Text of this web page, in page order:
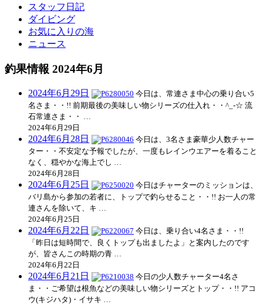
スタッフ日記
ダイビング
お気に入りの海
ニュース
釣果情報 2024年6月
2024年6月29日
今日は、常連さま中心の乗り合い5
名さま・・!! 前期最後の美味しい物シリーズの仕入れ・・^_-☆ 流
石常連さま・・ …
2024年6月29日
2024年6月28日
今日は、3名さま豪華少人数チャー
ター・・不安定な予報でしたが、一度もレインウエアーを着ること
なく、穏やかな海上でし …
2024年6月28日
2024年6月25日
今日はチャーターのミッションは、
バリ島から参加の若者に、トップで釣らせること・・!! お一人の常
連さんを除いて、キ …
2024年6月25日
2024年6月22日
今日は、乗り合い4名さま・・!!
「昨日は短時間で、良くトップも出ましたよ」と案内したのです
が、皆さんこの時期の青 …
2024年6月22日
2024年6月21日
今日の少人数チャーター4名さ
ま・・ご希望は根魚などの美味しい物シリーズとトップ・・!! アコ
ウ(キジハタ)・イサキ …